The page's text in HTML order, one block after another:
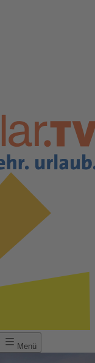
Menü